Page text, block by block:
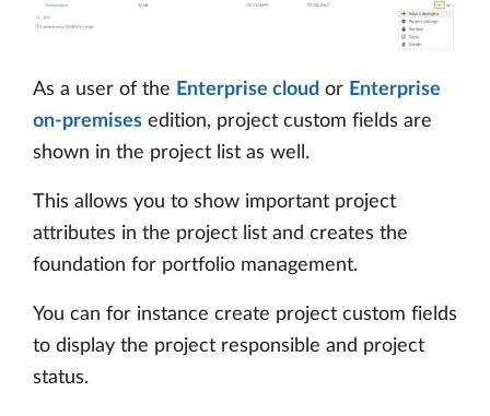
As a user of the Enterprise cloud or Enterprise
on-premises edition, project custom fields are
shown in the project list as well.
This allows you to show important project
attributes in the project list and creates the
foundation for portfolio management.
You can for instance create project custom fields
to display the project responsible and project
status.